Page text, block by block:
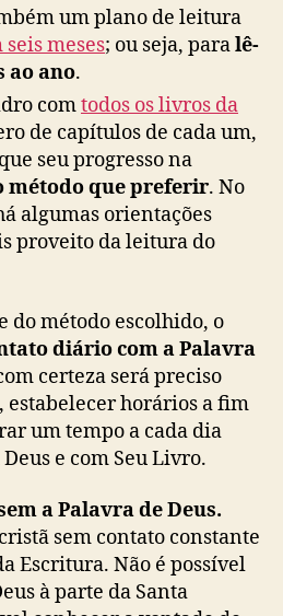
um plano de leitura
meses; ou seja, paralê-
ao ano.
comtodos os livros da
de capítulos de cada um,
seu progresso na
método que preferir. No
algumas orientações
proveito da leitura do
método escolhido, o
diário com a Palavra
certeza será preciso
estabelecer horários a fim
um tempo a cada dia
e com Seu Livro.
a Palavra de Deus.
sem contato constante
Escritura. Não é possível
à parte da Santa